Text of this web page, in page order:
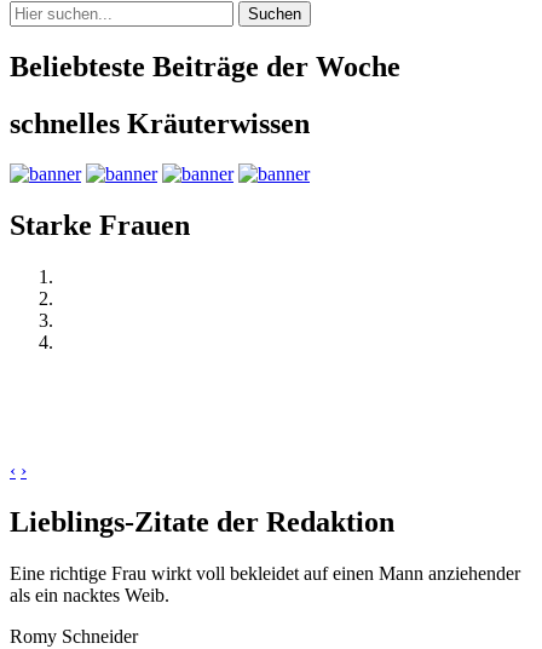
Suchen
Beliebteste Beiträge der Woche
schnelles Kräuterwissen
Starke Frauen
‹ ›
Lieblings-Zitate der Redaktion
Eine richtige Frau wirkt voll bekleidet auf einen Mann anziehender
als ein nacktes Weib.
Romy Schneider